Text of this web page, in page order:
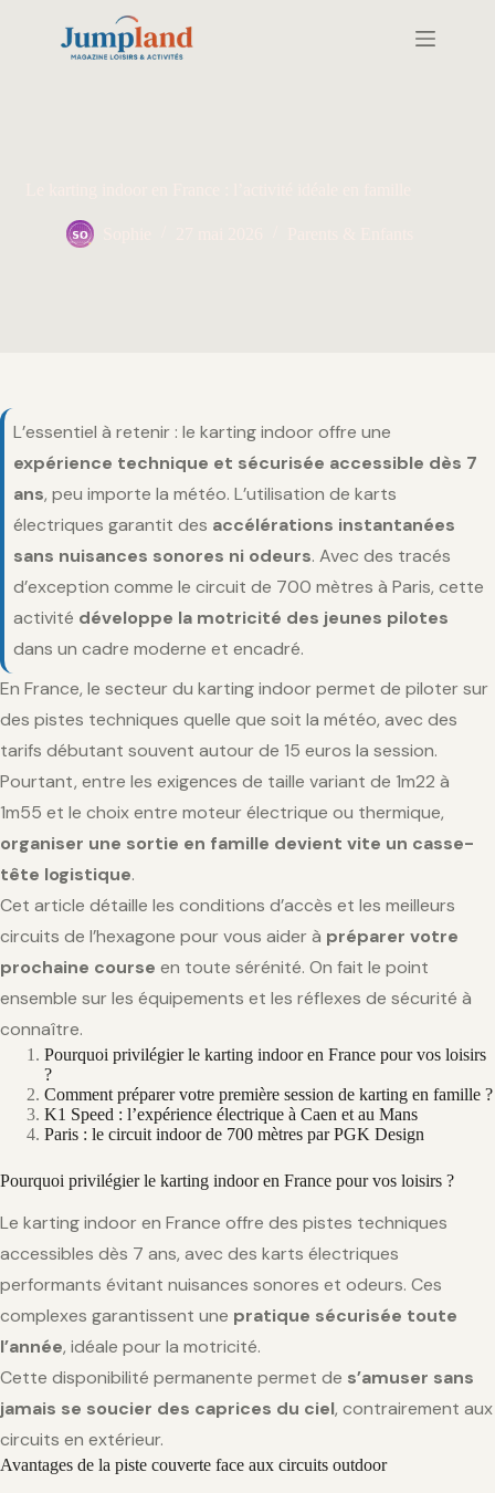
L’essentiel à retenir : le karting indoor offre une
expérience technique et sécurisée accessible dès 7
ans, peu importe la météo. L’utilisation de karts
électriques garantit des accélérations instantanées
sans nuisances sonores ni odeurs. Avec des tracés
d’exception comme le circuit de 700 mètres à Paris, cette
activité développe la motricité des jeunes pilotes
dans un cadre moderne et encadré.
En France, le secteur du karting indoor permet de piloter sur
des pistes techniques quelle que soit la météo, avec des
tarifs débutant souvent autour de 15 euros la session.
Pourtant, entre les exigences de taille variant de 1m22 à
1m55 et le choix entre moteur électrique ou thermique,
organiser une sortie en famille devient vite un casse-
tête logistique.
Cet article détaille les conditions d’accès et les meilleurs
circuits de l’hexagone pour vous aider à préparer votre
prochaine course en toute sérénité. On fait le point
ensemble sur les équipements et les réflexes de sécurité à
connaître.
Pourquoi privilégier le karting indoor en France pour vos loisirs
?
Comment préparer votre première session de karting en famille ?
K1 Speed : l’expérience électrique à Caen et au Mans
Paris : le circuit indoor de 700 mètres par PGK Design
Pourquoi privilégier le karting indoor en France pour vos loisirs ?
Le karting indoor en France offre des pistes techniques
accessibles dès 7 ans, avec des karts électriques
performants évitant nuisances sonores et odeurs. Ces
complexes garantissent une pratique sécurisée toute
l’année, idéale pour la motricité.
Cette disponibilité permanente permet de s’amuser sans
jamais se soucier des caprices du ciel, contrairement aux
circuits en extérieur.
Avantages de la piste couverte face aux circuits outdoor